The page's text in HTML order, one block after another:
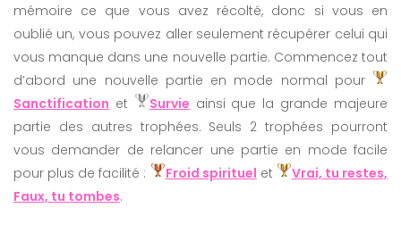
mémoire ce que vous avez récolté, donc si vous en
oublié un, vous pouvez aller seulement récupérer celui qui
vous manque dans une nouvelle partie. Commencez tout
d’abord une nouvelle partie en mode normal pour
Sanctification et Survie ainsi que la grande majeure
partie des autres trophées. Seuls 2 trophées pourront
vous demander de relancer une partie en mode facile
pour plus de facilité :
Froid spirituel et
Vrai, tu restes,
Faux, tu tombes.